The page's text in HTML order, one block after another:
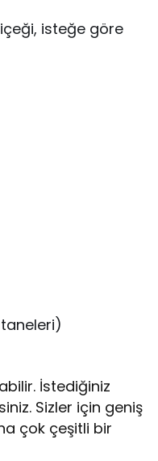
isteğe göre
İstediğiniz
Sizler için geniş
çok çeşitli bir